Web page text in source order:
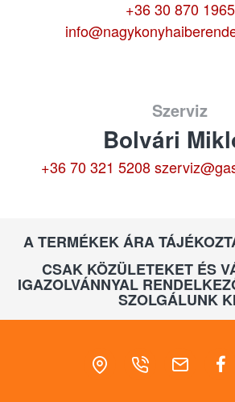
+36 30 870 1965
Szerviz
Bolvári
+36 70 321 5208
A TERMÉKEK ÁRA
CSAK KÖZÜLETEKET ÉS
IGAZOLVÁNNYAL
SZOLGÁLUNK